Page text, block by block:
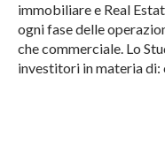
immobiliare e Real
ogni fase delle
che commerciale. Lo
investitori in materia